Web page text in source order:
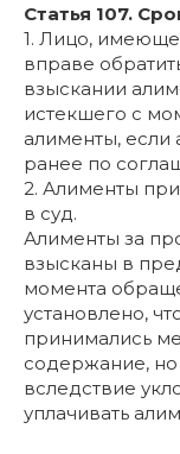
Статья 107.
1. Лицо,
вправе
взыскании
истекшего с
алименты, если
ранее по
2. Алименты
в суд.
Алименты за
взысканы в
момента
установлено,
принимались
содержание,
вследствие
уплачивать